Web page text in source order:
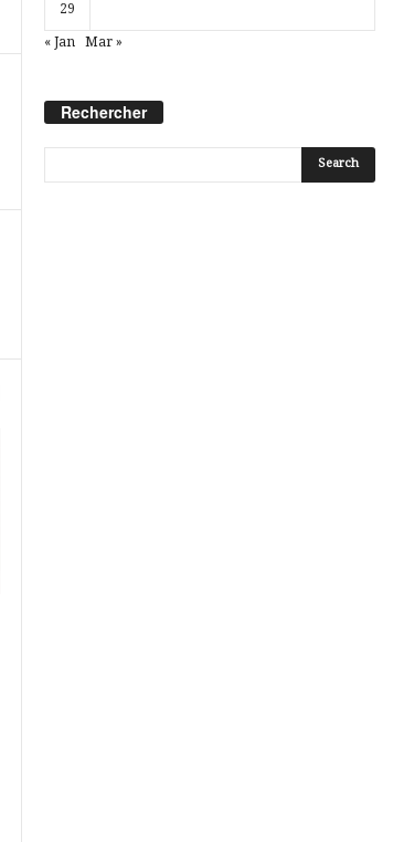
29
« Jan Mar »
Rechercher